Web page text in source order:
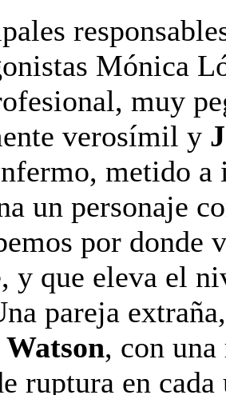
Mónica
muy
verosímil y
metido
un personaje
por donde
y que eleva el
pareja
, con
ruptura en